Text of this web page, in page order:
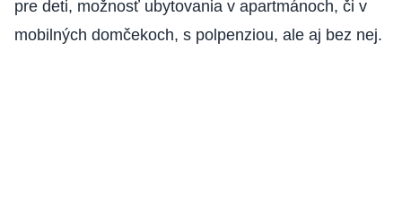
pre deti, možnosť ubytovania v apartmánoch, či v
mobilných domčekoch, s polpenziou, ale aj bez nej.